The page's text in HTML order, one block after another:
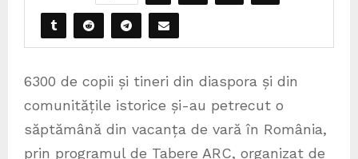
6300 de copii și tineri din diaspora și din
comunitățile istorice și-au petrecut o
săptămână din vacanța de vară în România,
prin programul de Tabere ARC, organizat de